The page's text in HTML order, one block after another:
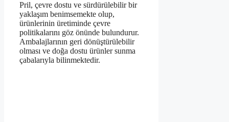
Pril, çevre dostu ve sürdürülebilir bir
yaklaşım benimsemekte olup,
ürünlerinin üretiminde çevre
politikalarını göz önünde bulundurur.
Ambalajlarının geri dönüştürülebilir
olması ve doğa dostu ürünler sunma
çabalarıyla bilinmektedir.